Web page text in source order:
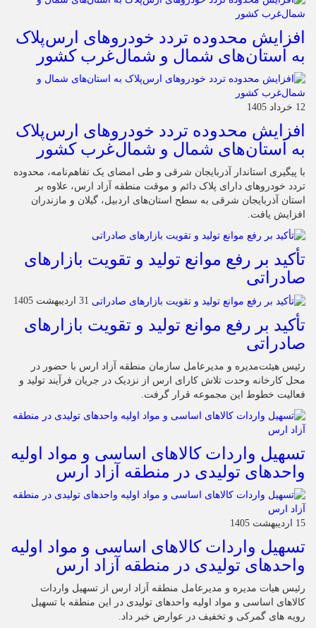
افزایش محدوده تردد خودروهای ارس‌پلاک
به استان‌های شمال و شمال‌غرب کشور
12 خرداد 1405
افزایش محدوده تردد خودروهای ارس‌پلاک
به استان‌های شمال و شمال‌غرب کشور
با پیگیری استاندار آذربایجان شرقی و طی امضای یک تفاهم‌نامه، محدوده
تردد خودروهای دارای پلاک دائم و موقت منطقه آزاد ارس، علاوه بر
استان آذربایجان شرقی به سطح استان‌های اردبیل، گیلان و مازندران
افزایش یافت.
تأکید بر رفع موانع تولید و تقویت بازارهای
صادراتی
31 اردیبهشت 1405
تأکید بر رفع موانع تولید و تقویت بازارهای
صادراتی
رئیس هیئت‌مدیره و مدیرعامل سازمان منطقه آزاد ارس با حضور در
محل کارخانه وحدت تلاش کارای ارس از نزدیک در جریان فرآیند تولید و
فعالیت خطوط این مجموعه قرار گرفت.
تسهیل واردات کالاهای اساسی و مواد اولیه
واحدهای تولیدی در منطقه آزاد ارس
15 اردیبهشت 1405
تسهیل واردات کالاهای اساسی و مواد اولیه
واحدهای تولیدی در منطقه آزاد ارس
رئیس هیات مدیره و مدیرعامل منطقه آزاد ارس از تسهیل واردات
کالاهای اساسی و مواد اولیه واحدهای تولیدی در این منطقه با تسهیل
رویه های گمرکی و تخفیف در عوارض خبر داد.